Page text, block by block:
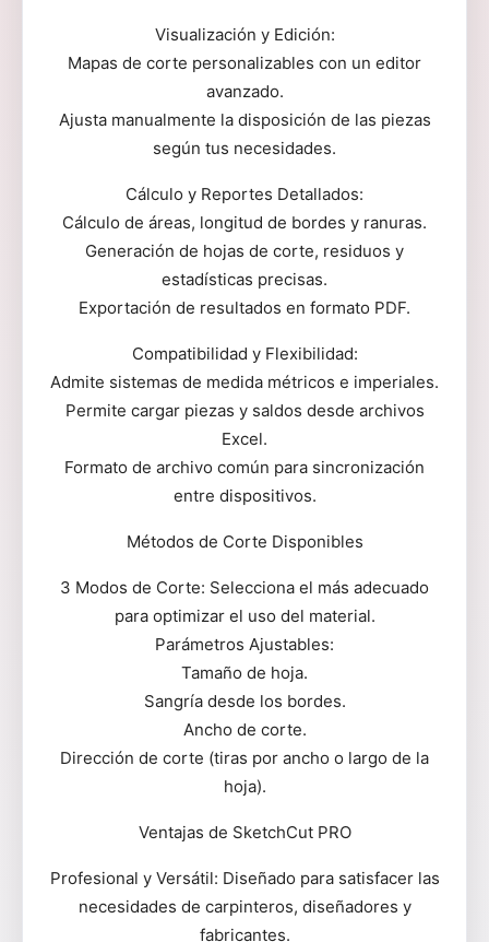
Visualización y Edición:
Mapas de corte personalizables con un editor
avanzado.
Ajusta manualmente la disposición de las piezas
según tus necesidades.
Cálculo y Reportes Detallados:
Cálculo de áreas, longitud de bordes y ranuras.
Generación de hojas de corte, residuos y
estadísticas precisas.
Exportación de resultados en formato PDF.
Compatibilidad y Flexibilidad:
Admite sistemas de medida métricos e imperiales.
Permite cargar piezas y saldos desde archivos
Excel.
Formato de archivo común para sincronización
entre dispositivos.
Métodos de Corte Disponibles
3 Modos de Corte: Selecciona el más adecuado
para optimizar el uso del material.
Parámetros Ajustables:
Tamaño de hoja.
Sangría desde los bordes.
Ancho de corte.
Dirección de corte (tiras por ancho o largo de la
hoja).
Ventajas de SketchCut PRO
Profesional y Versátil: Diseñado para satisfacer las
necesidades de carpinteros, diseñadores y
fabricantes.